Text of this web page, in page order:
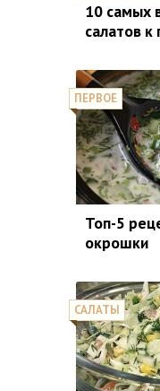
10 самых
салатов к
ПЕРВОЕ
Топ-5
окрошки
САЛАТЫ